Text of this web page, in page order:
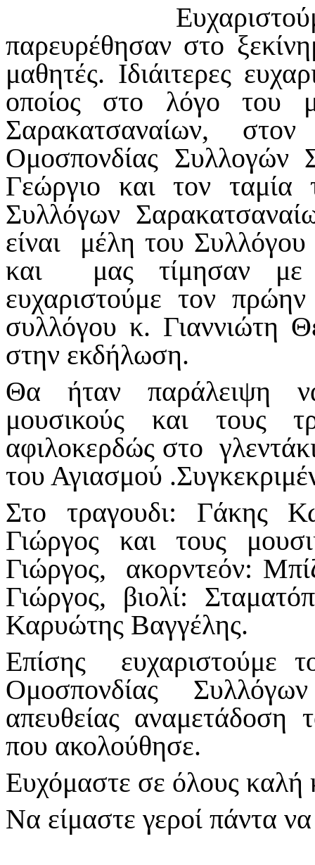
παρευρέθησαν στο
μαθητές. Ιδιάιτερες
οποίος στο λόγο του
Σαρακατσαναίων,
Ομοσπονδίας Συλλογών
Γεώργιο και τον ταμία
Συλλόγων
είναι μέλη του
και μας τίμησαν με
ευχαριστούμε τον
συλλόγου κ. Γιαννιώτη
στην εκδήλωση.
Θα ήταν παράλειψη
μουσικούς και τους
αφιλοκερδώς στο
του Αγιασμού
Στο τραγουδι: Γάκης
Γιώργος και τους
Γιώργος, ακορντεόν:
Γιώργος, βιολί:
Καρυώτης Βαγγέλης.
Επίσης ευχαριστούμε
Ομοσπονδίας
απευθείας αναμετάδοση
που ακολούθησε.
Ευχόμαστε σε όλους καλή
Να είμαστε γεροί πάντα